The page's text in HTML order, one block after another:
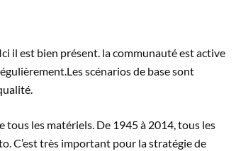
il est bien présent. la communauté est active
scénarios de base sont
tous les matériels. De 1945 à 2014, tous les
C’est très important pour la stratégie de